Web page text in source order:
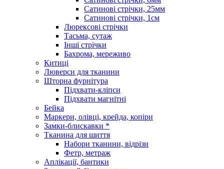
Сатинові стрічки, 25мм
Сатинові стрічки, 1см
Люрексові стрічки
Тасьма, сутаж
Інші стрічки
Бахрома, мереживо
Китиці
Люверси для тканини
Шторна фурнітура
Підхвати-кліпси
Підхвати магнітні
Бейка
Маркери, олівці, крейда, копіри
Замки-блискавки *
Тканина для шиття
Набори тканини, відрізи
Фетр, метраж
Аплікації, бантики